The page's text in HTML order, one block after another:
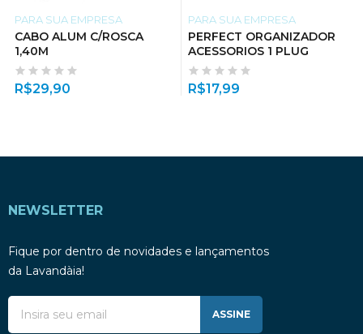
PARA SUA EMPRESA
CABO ALUM C/ROSCA
1,40M
R$29,90
PARA SUA EMPRESA
PERFECT ORGANIZADOR
ACESSORIOS 1 PLUG
R$17,99
NEWSLETTER
Fique por dentro de novidades e lançamentos
da Lavandàia!
ASSINE